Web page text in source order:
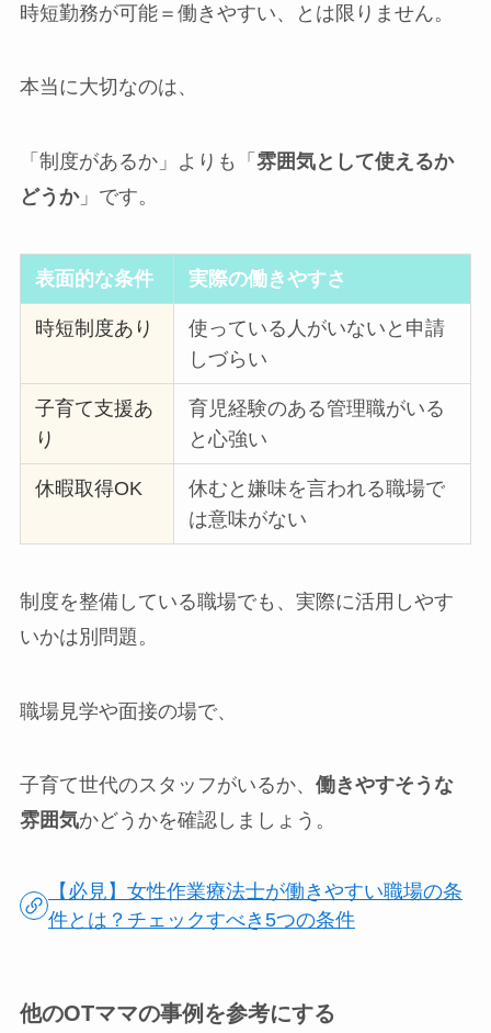
時短勤務が可能＝働きやすい、とは限りません。
本当に大切なのは、
「制度があるか」よりも「 雰囲気として使えるか
どうか」です。
表面的な条件 実際の働きやすさ
時短制度あり
使っている人がいないと申請
しづらい
子育て支援あ
り
育児経験のある管理職がいる
と心強い
休暇取得OK
休むと嫌味を言われる職場で
は意味がない
制度を整備している職場でも、実際に活用しやす
いかは別問題。
職場見学や面接の場で、
子育て世代のスタッフがいるか、 働きやすそうな
雰囲気かどうかを確認しましょう。
【必見】女性作業療法士が働きやすい職場の条
件とは？チェックすべき5つの条件
他のOTママの事例を参考にする